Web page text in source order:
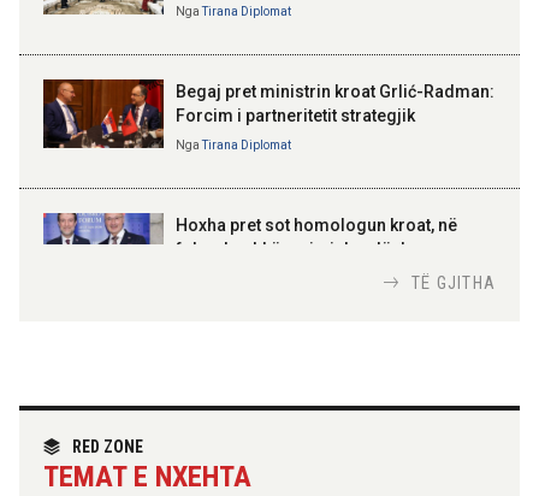
Kosovë!
100-vjetori i themelimit të
Urdhrit të Skënderbeut
Nga Tirana Diplomat
Begaj pret ministrin kroat Grlić-Radman:
Forcim i partneritetit strategjik
Nga Tirana Diplomat
Hoxha pret sot homologun kroat, në
fokus bashkëpunimi dypalësh
partneritetit strategjik
TË GJITHA
RED ZONE
TEMAT E NXEHTA